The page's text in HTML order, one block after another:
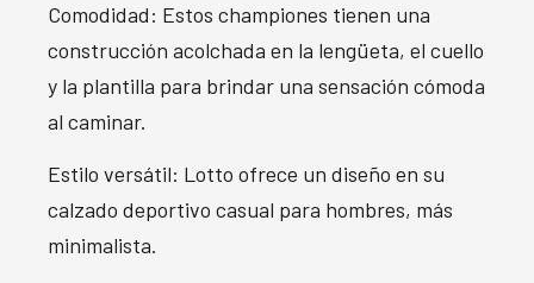
Comodidad: Estos championes tienen una
construcción acolchada en la lengüeta, el cuello
y la plantilla para brindar una sensación cómoda
al caminar.
Estilo versátil: Lotto ofrece un diseño en su
calzado deportivo casual para hombres, más
minimalista.